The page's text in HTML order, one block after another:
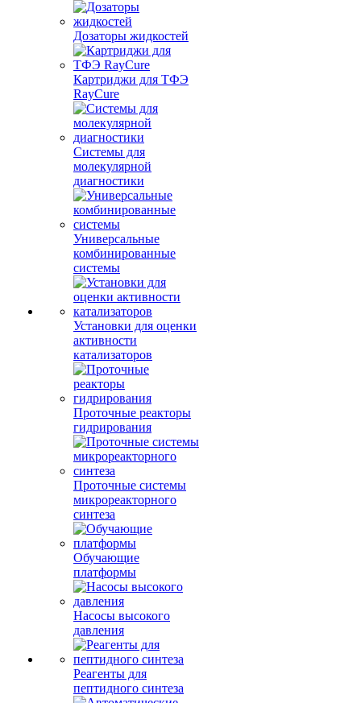
Дозаторы жидкостей
Картриджи для ТФЭ
RayCure
Системы для
молекулярной
диагностики
Универсальные
комбинированные
системы
Установки для оценки
активности
катализаторов
Проточные реакторы
гидрирования
Проточные системы
микрореакторного
синтеза
Обучающие
платформы
Насосы высокого
давления
Реагенты для
пептидного синтеза